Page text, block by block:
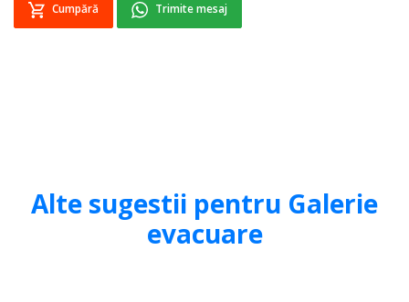
Cumpără Trimite mesaj
Alte sugestii pentru Galerie
evacuare